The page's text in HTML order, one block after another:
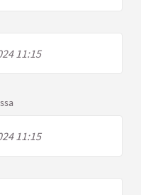
11:15
11:15